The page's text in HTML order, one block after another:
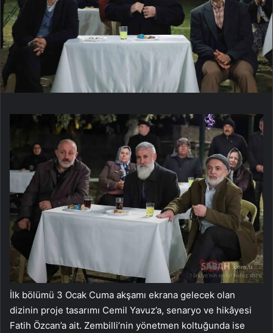
İlk bölümü 3 Ocak Cuma akşamı ekrana gelecek olan
dizinin proje tasarımı Cemil Yavuz’a, senaryo ve hikâyesi
Fatih Özcan’a ait. Zembilli’nin yönetmen koltuğunda ise